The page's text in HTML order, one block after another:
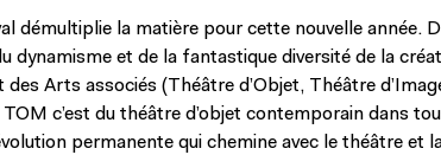
démultiplie la matière pour cette nouvelle année.
dynamisme et de la fantastique diversité de la
des Arts associés (Théâtre d’Objet, Théâtre
c’est du théâtre d’objet contemporain dans
permanente qui chemine avec le théâtre et